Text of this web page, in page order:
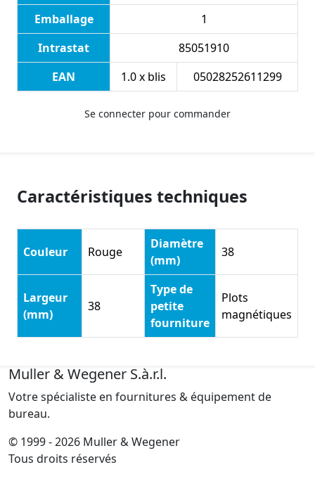
Emballage
1
Intrastat
85051910
EAN
1.0 x blis 05028252611299
Se connecter pour commander
Caractéristiques techniques
Couleur Rouge
Diamètre
(mm)
38
Largeur
(mm)
38
Type de
petite
fourniture
Plots
magnétiques
Muller & Wegener S.à.r.l.
Votre spécialiste en fournitures & équipement de
bureau.
© 1999 - 2026 Muller & Wegener
Tous droits réservés